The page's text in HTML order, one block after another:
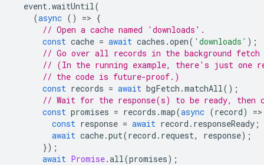
event.waitUntil(
(async () => {
// Open a cache named 'downloads'.
const cache = await caches .open( 'downloads' );
// Go over all records in the background
// (In the running example, there's just one
// the code is future-proof.)
const records = await bgFetch .matchAll();
// Wait for the response(s) to be ready, then
const promises = records .map(async (record) =>
const response = await record . responseReady ;
await cache.put(record . request, response);
});
await Promise.all(promises);